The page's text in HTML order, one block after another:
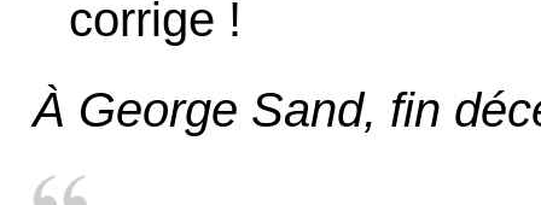
corrige !
À George Sand, fin